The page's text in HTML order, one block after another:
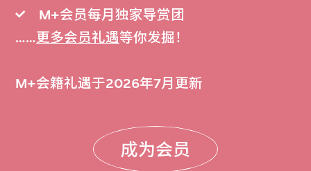
M+会员每月独家导赏团
……更多会员礼遇等你发掘！
M+会籍礼遇于2026年7月更新
成为会员